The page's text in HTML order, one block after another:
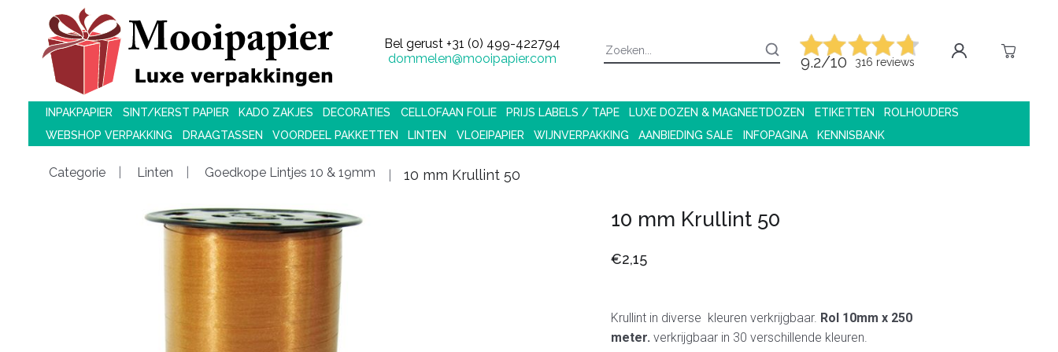
Bel gerust +31 (0) 499-422794
dommelen@mooipapier.com
9.2/10 316 reviews
INPAKPAPIER SINT/KERST PAPIER KADO ZAKJES DECORATIES CELLOFAAN FOLIE PRIJS LABELS / TAPE LUXE DOZEN & MAGNEETDOZEN ETIKETTEN
ROLHOUDERS
WEBSHOP VERPAKKING
DRAAGTASSEN VOORDEEL PAKKETTEN LINTEN VLOEIPAPIER WIJNVERPAKKING AANBIEDING SALE INFOPAGINA KENNISBANK
Categorie Linten Goedkope Lintjes 10 & 19mm 10 mm Krullint 50
10 mm Krullint 50
€2,15
Krullint in diverse kleuren verkrijgbaar. Rol 10mm x 250
meter. verkrijgbaar in 30 verschillende kleuren.